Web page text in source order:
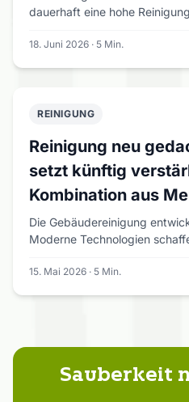
dauerhaft eine hohe
erleichtern, investieren wir
Reinigungstechniken, der
Arbeitsalltag. Unser Ziel ist dabei klar: Die Arbeit für
unsere Mitarbeiter effizienter,
angenehmer zu gestalten,
der Reinigungsqualität
18. Juni 2026 · 5 Min.
REINIGUNG
Reinigung neu
setzt künftig
Kombination aus
Die Gebäudereinigung
Moderne Technologien
gleichzeitig mitarbeiterfreundlicher
Prozesse integrieren.
15. Mai 2026 · 5 Min.
Sauberkeit